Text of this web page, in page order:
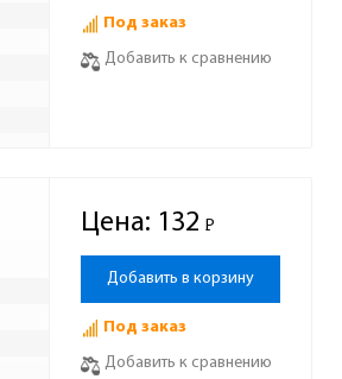
Под заказ
Добавить к сравнению
Цена: 132 Р
-
Добавить в корзину
Под заказ
Добавить к сравнению